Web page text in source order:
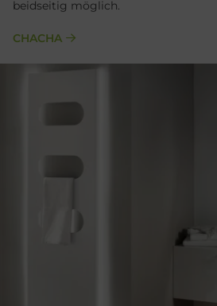
beidseitig möglich.
CHACHA